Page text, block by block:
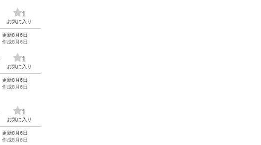
1
お気に入り
更新8月6日
作成8月6日
1
お気に入り
更新8月6日
作成8月6日
1
お気に入り
更新8月6日
作成8月6日